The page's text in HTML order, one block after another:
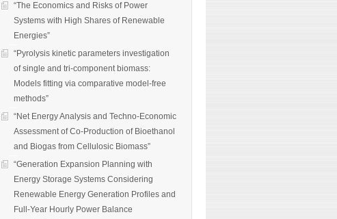
“The Economics and Risks of Power
Systems with High Shares of Renewable
Energies”
“Pyrolysis kinetic parameters investigation
of single and tri-component biomass:
Models fitting via comparative model-free
methods”
“Net Energy Analysis and Techno-Economic
Assessment of Co-Production of Bioethanol
and Biogas from Cellulosic Biomass”
“Generation Expansion Planning with
Energy Storage Systems Considering
Renewable Energy Generation Profiles and
Full-Year Hourly Power Balance